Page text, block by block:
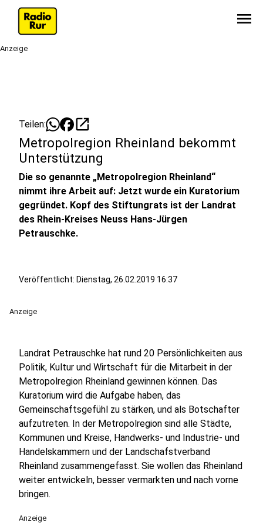
menu
Anzeige
Teilen: open_in_new
Metropolregion Rheinland bekommt
Unterstützung
Die so genannte „Metropolregion Rheinland“
nimmt ihre Arbeit auf: Jetzt wurde ein Kuratorium
gegründet. Kopf des Stiftungrats ist der Landrat
des Rhein-Kreises Neuss Hans-Jürgen
Petrauschke.
Veröffentlicht: Dienstag, 26.02.2019 16:37
Anzeige
Landrat Petrauschke hat rund 20 Persönlichkeiten aus
Politik, Kultur und Wirtschaft für die Mitarbeit in der
Metropolregion Rheinland gewinnen können. Das
Kuratorium wird die Aufgabe haben, das
Gemeinschaftsgefühl zu stärken, und als Botschafter
aufzutreten. In der Metropolregion sind alle Städte,
Kommunen und Kreise, Handwerks- und Industrie- und
Handelskammern und der Landschafstverband
Rheinland zusammengefasst. Sie wollen das Rheinland
weiter entwickeln, besser vermarkten und nach vorne
bringen.
Anzeige